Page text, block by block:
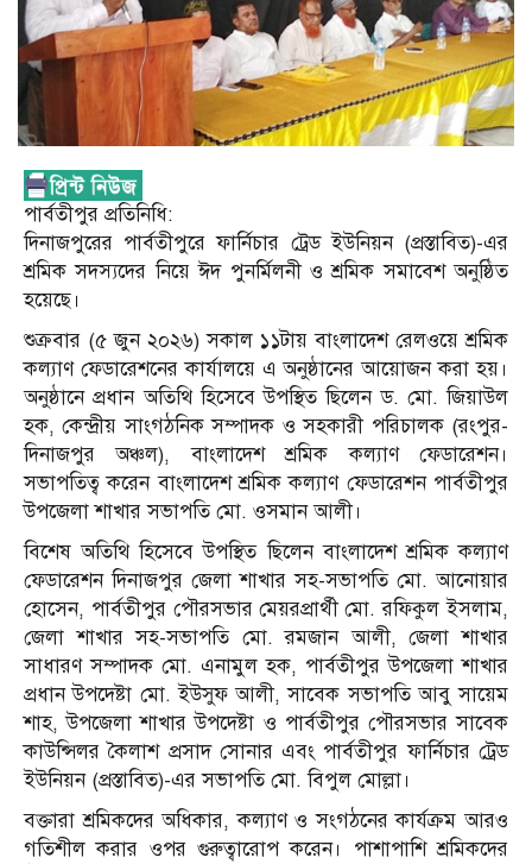
পার্বতীপুর প্রতিনিধি:
দিনাজপুরের পার্বতীপুরে ফার্নিচার ট্রেড ইউনিয়ন (প্রস্তাবিত)-এর
শ্রমিক সদস্যদের নিয়ে ঈদ পুনর্মিলনী ও শ্রমিক সমাবেশ অনুষ্ঠিত
হয়েছে।
শুক্রবার (৫ জুন ২০২৬) সকাল ১১টায় বাংলাদেশ রেলওয়ে শ্রমিক
কল্যাণ ফেডারেশনের কার্যালয়ে এ অনুষ্ঠানের আয়োজন করা হয়।
অনুষ্ঠানে প্রধান অতিথি হিসেবে উপস্থিত ছিলেন ড. মো. জিয়াউল
হক, কেন্দ্রীয় সাংগঠনিক সম্পাদক ও সহকারী পরিচালক (রংপুর-
দিনাজপুর অঞ্চল), বাংলাদেশ শ্রমিক কল্যাণ ফেডারেশন।
সভাপতিত্ব করেন বাংলাদেশ শ্রমিক কল্যাণ ফেডারেশন পার্বতীপুর
উপজেলা শাখার সভাপতি মো. ওসমান আলী।
বিশেষ অতিথি হিসেবে উপস্থিত ছিলেন বাংলাদেশ শ্রমিক কল্যাণ
ফেডারেশন দিনাজপুর জেলা শাখার সহ-সভাপতি মো. আনোয়ার
হোসেন, পার্বতীপুর পৌরসভার মেয়রপ্রার্থী মো. রফিকুল ইসলাম,
জেলা শাখার সহ-সভাপতি মো. রমজান আলী, জেলা শাখার
সাধারণ সম্পাদক মো. এনামুল হক, পার্বতীপুর উপজেলা শাখার
প্রধান উপদেষ্টা মো. ইউসুফ আলী, সাবেক সভাপতি আবু সায়েম
শাহ, উপজেলা শাখার উপদেষ্টা ও পার্বতীপুর পৌরসভার সাবেক
কাউন্সিলর কৈলাশ প্রসাদ সোনার এবং পার্বতীপুর ফার্নিচার ট্রেড
ইউনিয়ন (প্রস্তাবিত)-এর সভাপতি মো. বিপুল মোল্লা।
বক্তারা শ্রমিকদের অধিকার, কল্যাণ ও সংগঠনের কার্যক্রম আরও
গতিশীল করার ওপর গুরুত্বারোপ করেন। পাশাপাশি শ্রমিকদের